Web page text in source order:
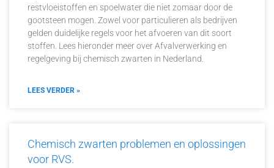
restvloeistoffen en spoelwater die niet zomaar door de
gootsteen mogen. Zowel voor particulieren als bedrijven
gelden duidelijke regels voor het afvoeren van dit soort
stoffen. Lees hieronder meer over Afvalverwerking en
regelgeving bij chemisch zwarten in Nederland.
LEES VERDER »
Chemisch zwarten problemen en oplossingen
voor RVS.